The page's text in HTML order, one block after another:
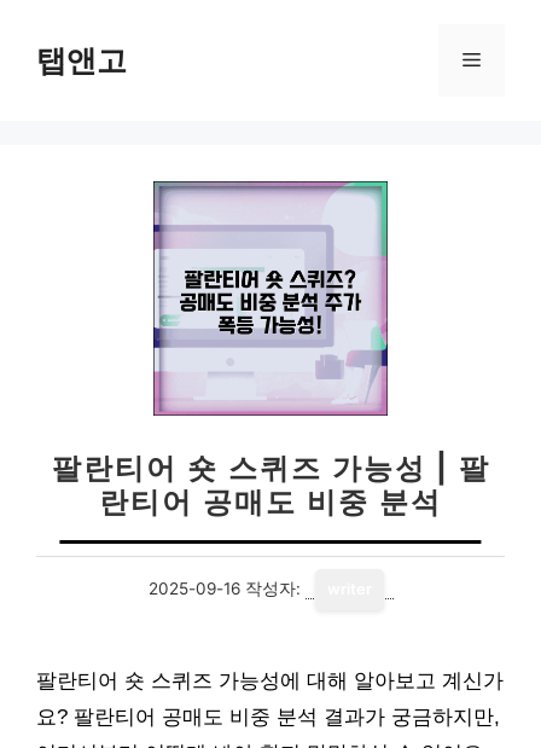
탭앤고 메
팔란티어 숏 스퀴즈 가능성 | 팔
란티어 공매도 비중 분석
2025-09-16 작성자:
팔란티어 숏 스퀴즈 가능성에 대해 알아보고 계신가
요? 팔란티어 공매도 비중 분석 결과가 궁금하지만,